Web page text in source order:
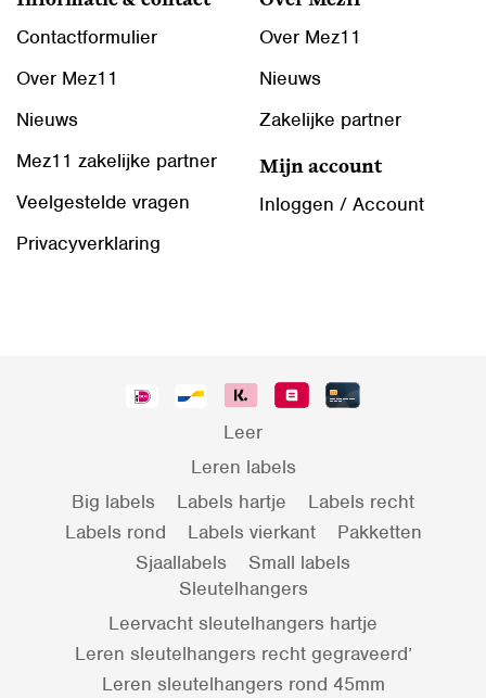
Contactformulier
Over Mez11
Nieuws
Mez11 zakelijke partner
Veelgestelde vragen
Privacyverklaring
Over Mez11
Nieuws
Zakelijke partner
Mijn account
Inloggen / Account
Leer
Leren labels
Big labels
Labels hartje
Labels recht
Labels rond
Labels vierkant
Pakketten
Sjaallabels
Small labels
Sleutelhangers
Leervacht sleutelhangers hartje
Leren sleutelhangers recht gegraveerd’
Leren sleutelhangers rond 45mm